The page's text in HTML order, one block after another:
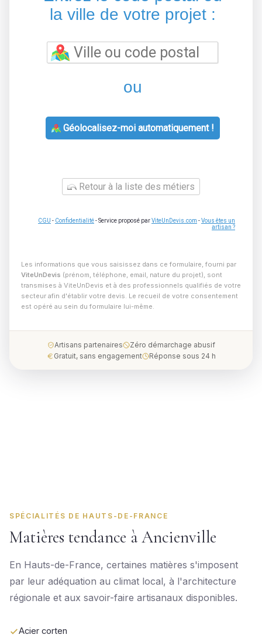
la ville de votre projet :
ou
Géolocalisez-moi automatiquement !
Retour à la liste des métiers
CGU - Confidentialité- Service proposé parViteUnDevis.com -Vous êtes un
artisan ?
Les informations que vous saisissez dans ce formulaire, fourni par
ViteUnDevis (prénom, téléphone, email, nature du projet), sont
transmises à ViteUnDevis et à des professionnels qualifiés de votre
secteur afin d'établir votre devis. Le recueil de votre consentement
est opéré au sein du formulaire lui-même.
Artisans partenaires
Zéro démarchage abusif
Gratuit, sans engagement
Réponse sous 24 h
SPÉCIALITÉS DE HAUTS-DE-FRANCE
Matières tendance à Ancienville
En Hauts-de-France, certaines matières s'imposent
par leur adéquation au climat local, à l'architecture
régionale et aux savoir-faire artisanaux disponibles.
Acier corten